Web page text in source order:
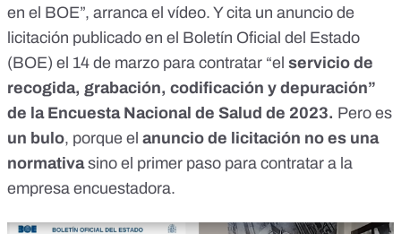
en el BOE”, arranca el vídeo. Y cita un anuncio de
licitación publicado en el Boletín Oficial del Estado
(BOE) el 14 de marzo para contratar “el servicio de
recogida, grabación, codificación y depuración”
de la Encuesta Nacional de Salud de 2023. Pero es
un bulo, porque el anuncio de licitación no es una
normativasino el primer paso para contratar a la
empresa encuestadora.